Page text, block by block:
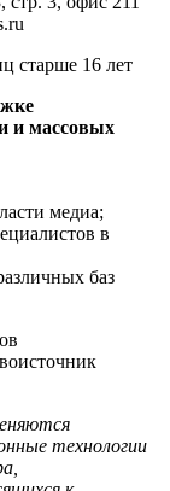
старше 16 лет
и массовых
медиа;
в
баз
технологии